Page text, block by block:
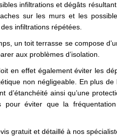
infiltrations et dégâts
sur les murs et les
infiltrations répétées.
un toit terrasse se compose
aux problèmes d’isolation.
en effet également éviter les
non négligeable. En plus
d’étanchéité ainsi qu’une
pour éviter que la
gratuit et détaillé à nos